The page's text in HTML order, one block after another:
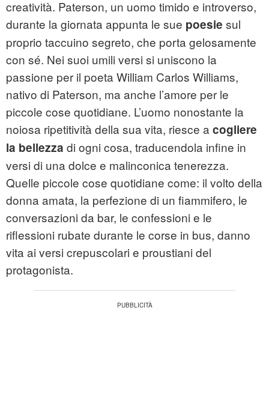
creatività. Paterson, un uomo timido e introverso,
durante la giornata appunta le sue poesie sul
proprio taccuino segreto, che porta gelosamente
con sé. Nei suoi umili versi si uniscono la
passione per il poeta William Carlos Williams,
nativo di Paterson, ma anche l’amore per le
piccole cose quotidiane. L’uomo nonostante la
noiosa ripetitività della sua vita, riesce a cogliere
la bellezza di ogni cosa, traducendola infine in
versi di una dolce e malinconica tenerezza.
Quelle piccole cose quotidiane come: il volto della
donna amata, la perfezione di un fiammifero, le
conversazioni da bar, le confessioni e le
riflessioni rubate durante le corse in bus, danno
vita ai versi crepuscolari e proustiani del
protagonista.